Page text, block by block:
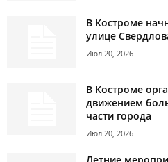
В Костроме
улице
Июл 20, 2026
В Костроме
движением
части города
Июл 20, 2026
Летние